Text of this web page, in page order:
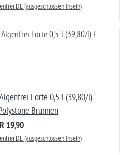
DE (ausgeschlossen Inseln)
Forte 0,5 l (39,80/l)
Brunnen
19,90
DE (ausgeschlossen Inseln)